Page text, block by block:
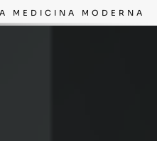
MEDICINA MODERNA